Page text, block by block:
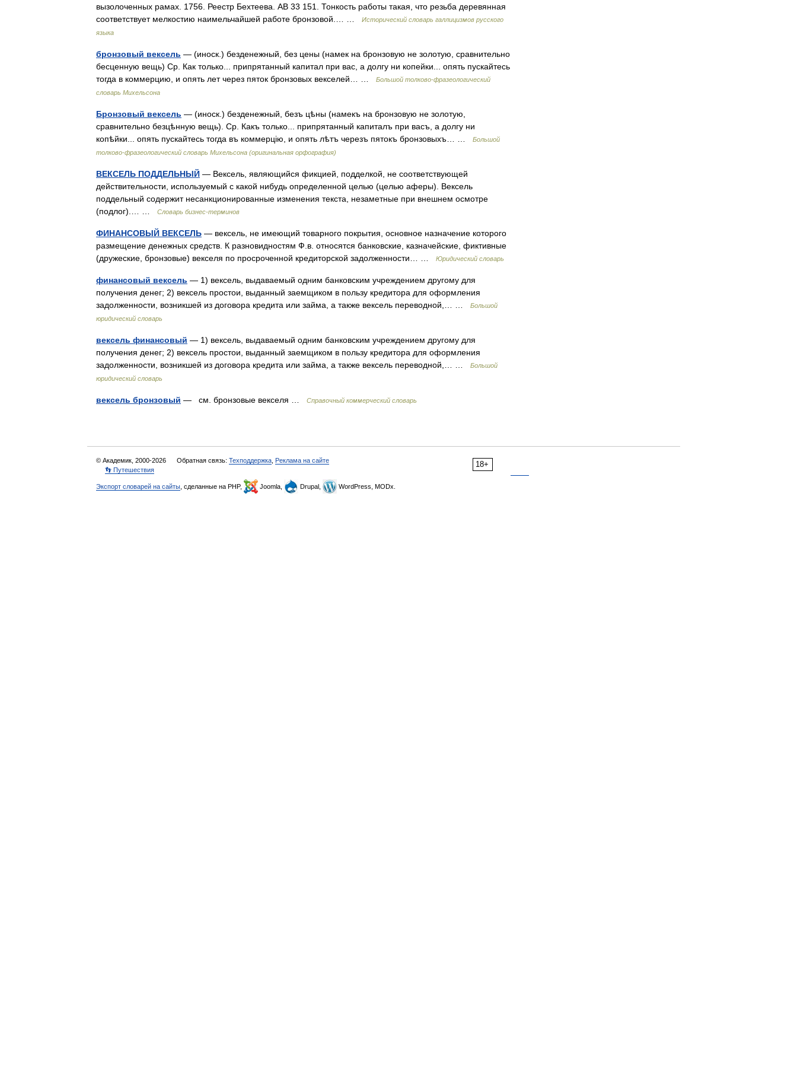
вызолоченных рамах. 1756. Реестр Бехтеева. АВ 33 151. Тонкость работы такая, что резьба деревянная
соответствует мелкостию наимельчайшей работе бронзовой.… …
Исторический словарь галлицизмов русского
языка
бронзовый вексель — (иноск.) безденежный, без цены (намек на бронзовую не золотую, сравнительно
бесценную вещь) Ср. Как только... припрятанный капитал при вас, а долгу ни копейки... опять пускайтесь
тогда в коммерцию, и опять лет через пяток бронзовых векселей… …
Большой толково-фразеологический
словарь Михельсона
Бронзовый вексель — (иноск.) безденежный, безъ цѣны (намекъ на бронзовую не золотую,
сравнительно безцѣнную вещь). Ср. Какъ только... припрятанный капиталъ при васъ, а долгу ни
копѣйки... опять пускайтесь тогда въ коммерцію, и опять лѣтъ черезъ пятокъ бронзовыхъ… …
Большой
толково-фразеологический словарь Михельсона (оригинальная орфография)
ВЕКСЕЛЬ ПОДДЕЛЬНЫЙ — Вексель, являющийся фикцией, подделкой, не соответствующей
действительности, используемый с какой нибудь определенной целью (целью аферы). Вексель
поддельный содержит несанкционированные изменения текста, незаметные при внешнем осмотре
(подлог).… …
Словарь бизнес-терминов
ФИНАНСОВЫЙ ВЕКСЕЛЬ — вексель, не имеющий товарного покрытия, основное назначение которого
размещение денежных средств. К разновидностям Ф.в. относятся банковские, казначейские, фиктивные
(дружеские, бронзовые) векселя по просроченной кредиторской задолженности… …
Юридический словарь
финансовый вексель — 1) вексель, выдаваемый одним банковским учреждением другому для
получения денег; 2) вексель простои, выданный заемщиком в пользу кредитора для оформления
задолженности, возникшей из договора кредита или займа, а также вексель переводной,… …
Большой
юридический словарь
вексель финансовый — 1) вексель, выдаваемый одним банковским учреждением другому для
получения денег; 2) вексель простои, выданный заемщиком в пользу кредитора для оформления
задолженности, возникшей из договора кредита или займа, а также вексель переводной,… …
Большой
юридический словарь
вексель бронзовый — см. бронзовые векселя … Справочный коммерческий словарь
18+
© Академик, 2000-2026 Обратная связь: Техподдержка Реклама на сайте
👣 Путешествия
Экспорт словарей на сайты , сделанные на PHP, Joomla, Drupal, WordPress, MODx.